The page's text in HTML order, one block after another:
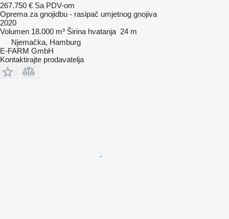
267.750 € Sa PDV-om
Oprema za gnojidbu - rasipač umjetnog gnojiva
2020
Volumen 18.000 m³ Širina hvatanja 24 m
Njemačka, Hamburg
E-FARM GmbH
Kontaktirajte prodavatelja